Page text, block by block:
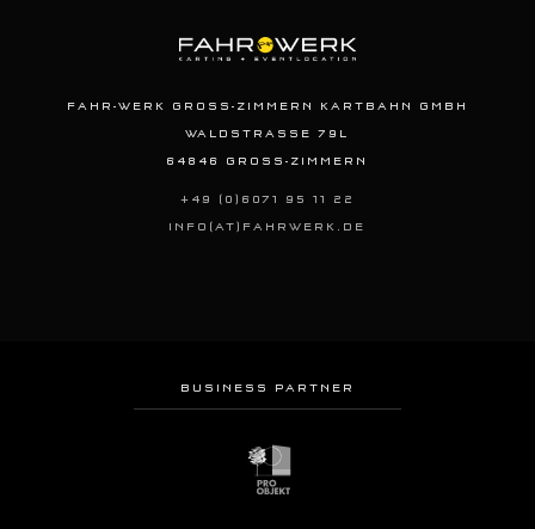
FAHR-WERK GROSS-ZIMMERN KARTBAHN GMBH
WALDSTRASSE 79L
64846 GROSS-ZIMMERN
+49 (0)6071 95 11 22
INFO(AT)FAHRWERK.DE
BUSINESS PARTNER